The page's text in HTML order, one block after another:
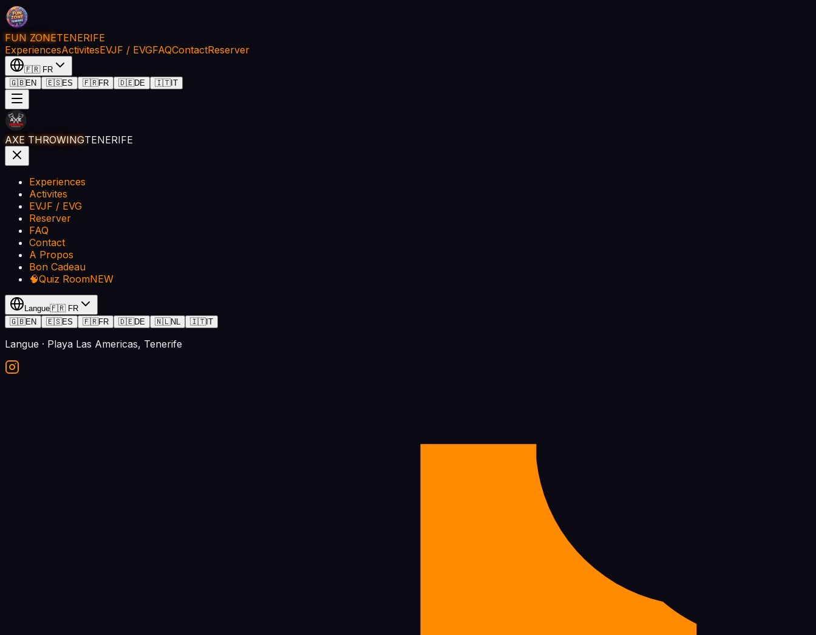
FUN ZONETENERIFE
ExperiencesActivitesEVJF / EVGFAQContactReserver
🇫🇷 FR
🇬🇧EN 🇪🇸ES 🇫🇷FR 🇩🇪DE 🇮🇹IT
AXE THROWINGTENERIFE
Experiences
Activites
EVJF / EVG
Reserver
FAQ
Contact
A Propos
Bon Cadeau
🧠Quiz RoomNEW
Langue🇫🇷 FR
🇬🇧EN 🇪🇸ES 🇫🇷FR 🇩🇪DE 🇳🇱NL 🇮🇹IT
Langue · Playa Las Americas, Tenerife